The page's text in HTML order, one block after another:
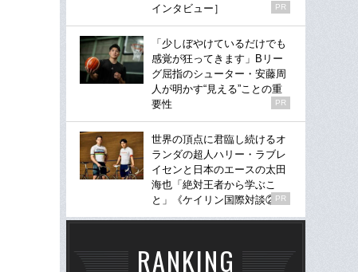
インタビュー］
PR
「少しぼやけているだけでも
感覚が狂ってきます」Bリー
グ屈指のシューター・安藤周
人が明かす“見える”ことの重
要性
PR
世界の頂点に君臨し続けるオ
ランダの超人ハリー・ラブレ
イセンと日本のエースの太田
海也「絶対王者から学ぶこ
と」《ケイリン国際対談②》
PR
RANKING